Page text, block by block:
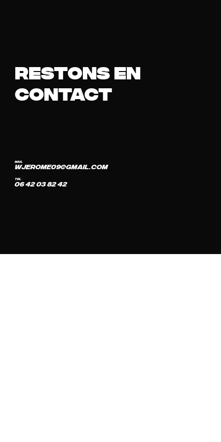
restons en
contact
mail
wjerome09@gmail.com
tel
06 42 03 82 42